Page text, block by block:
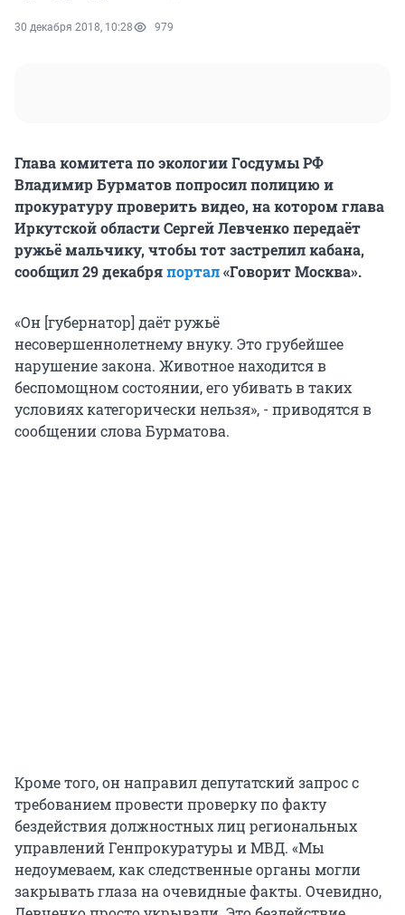
30 декабря 2018, 10:28 979
Глава комитета по экологии Госдумы РФ
Владимир Бурматов попросил полицию и
прокуратуру проверить видео, на котором глава
Иркутской области Сергей Левченко передаёт
ружьё мальчику, чтобы тот застрелил кабана,
сообщил 29 декабряпортал«Говорит Москва».
«Он [губернатор] даёт ружьё
несовершеннолетнему внуку. Это грубейшее
нарушение закона. Животное находится в
беспомощном состоянии, его убивать в таких
условиях категорически нельзя», - приводятся в
сообщении слова Бурматова.
Кроме того, он направил депутатский запрос с
требованием провести проверку по факту
бездействия должностных лиц региональных
управлений Генпрокуратуры и МВД. «Мы
недоумеваем, как следственные органы могли
закрывать глаза на очевидные факты. Очевидно,